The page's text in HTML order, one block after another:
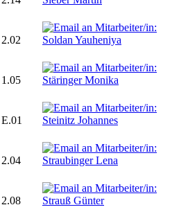
2.02
1.05
E.01
2.04
2.08